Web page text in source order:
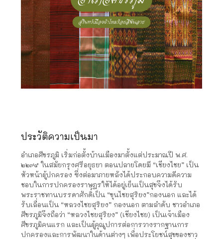
ประวัติความเป็นมา
อำเภอศีขรภูมิ เริ่มก่อตั้งบ้านเมืองมาตั้งแต่ประมาณปี พ.ศ.
๒๒๙๕ ในสมัยกรุงศรีอยุธยา ตอนปลายโดยมี “เชียงไชย” เป็น
หัวหน้าผู้ปกครอง ซึ่งต่อมาภายหลังได้ประกอบความดีความ
ชอบในการปกครองราษฎรให้ได้อยู่เย็นเป็นสุขจึงได้รับ
พระราชทานบรรดาศักดิ์เป็น “ขุนไชยสุริยง”กองนอก และได้
รับเลื่อนเป็น “หลวงไชยสุริยง” กองนอก ตามลำดับ ชาวอำเภอ
ศีขรภูมิจึงถือว่า “หลวงไชยสุริยง” (เชียงไชย) เป็นเจ้าเมือง
ศีขรภูมิคนแรก และเป็นผู้คุณูปการต่อการวางรากฐานการ
ปกครองและการพัฒนาในด้านต่างๆ เพื่อประโยชน์สุขของชาว